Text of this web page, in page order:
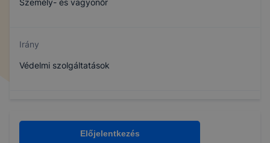
Személy- és vagyonőr
Irány
Védelmi szolgáltatások
Személyi és vagyonvédelem
Előjelentkezés